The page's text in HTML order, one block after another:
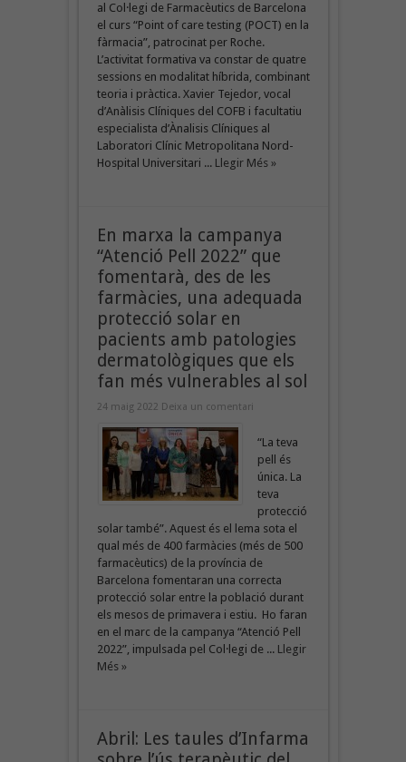
al Col·legi de Farmacèutics de Barcelona
el curs “Point of care testing (POCT) en la
fàrmacia”, patrocinat per Roche.
L’activitat formativa va constar de quatre
sessions en modalitat híbrida, combinant
teoria i pràctica. Xavier Tejedor, vocal
d’Anàlisis Clíniques del COFB i facultatiu
especialista d’Ànalisis Clíniques al
Laboratori Clínic Metropolitana Nord-
Hospital Universitari ... Llegir Més »
En marxa la campanya
“Atenció Pell 2022” que
fomentarà, des de les
farmàcies, una adequada
protecció solar en
pacients amb patologies
dermatològiques que els
fan més vulnerables al sol
24 maig 2022 Deixa un comentari
“La teva
pell és
única. La
teva
protecció
solar també”. Aquest és el lema sota el
qual més de 400 farmàcies (més de 500
farmacèutics) de la província de
Barcelona fomentaran una correcta
protecció solar entre la població durant
els mesos de primavera i estiu. Ho faran
en el marc de la campanya “Atenció Pell
2022”, impulsada pel Col·legi de ... Llegir
Més »
Abril: Les taules d’Infarma